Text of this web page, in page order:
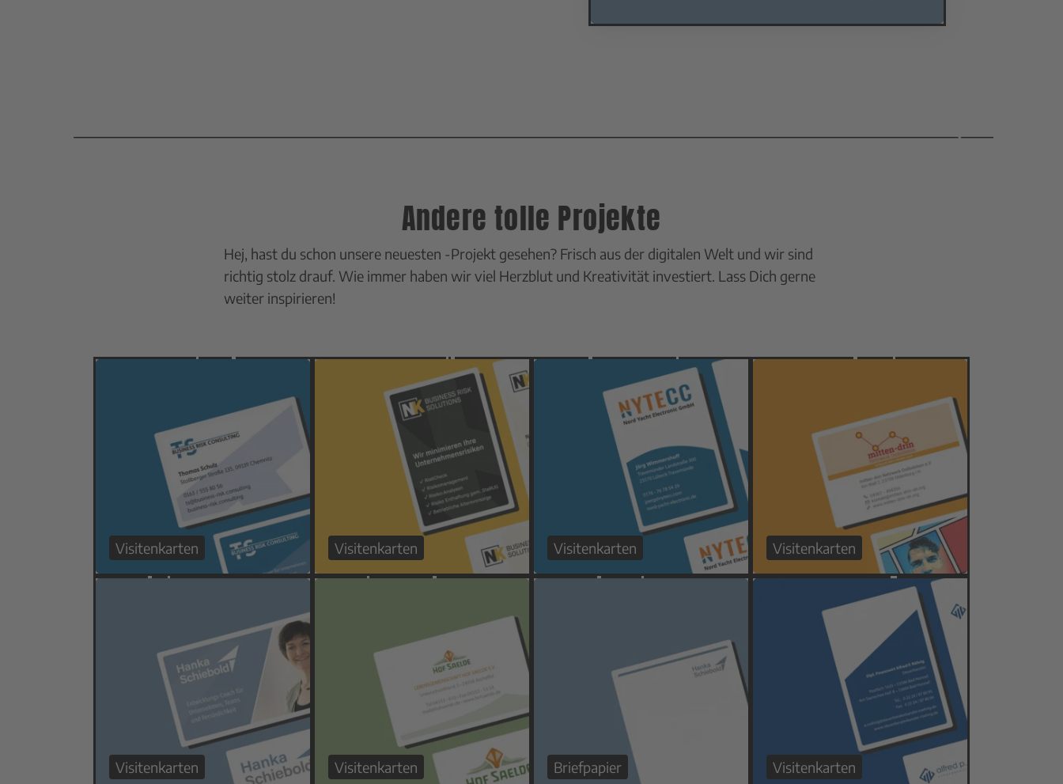
Andere tolle Projekte
Hej, hast du schon unsere neuesten -Projekt gesehen? Frisch aus der digitalen Welt und wir sind
richtig stolz drauf. Wie immer haben wir viel Herzblut und Kreativität investiert. Lass Dich gerne
weiter inspirieren!
Visitenkarten Visitenkarten Visitenkarten Visitenkarten
Visitenkarten Visitenkarten Briefpapier Visitenkarten